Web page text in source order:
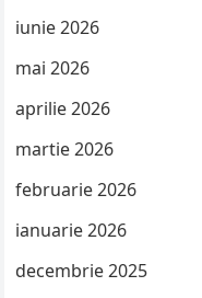
iunie 2026
mai 2026
aprilie 2026
martie 2026
februarie 2026
ianuarie 2026
decembrie 2025